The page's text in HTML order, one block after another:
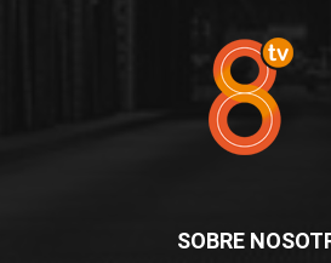
SOBRE